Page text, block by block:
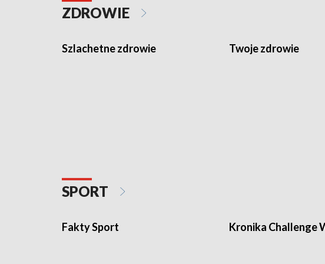
ZDROWIE
Szlachetne zdrowie Twoje zdrowie
SPORT
Fakty Sport Kronika Challenge